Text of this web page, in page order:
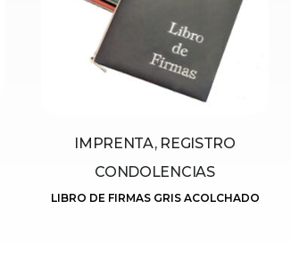
IMPRENTA, REGISTRO
CONDOLENCIAS
LIBRO DE FIRMAS GRIS ACOLCHADO